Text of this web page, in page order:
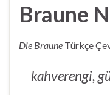
Braune
Die Braune Türkçe
kahverengi,